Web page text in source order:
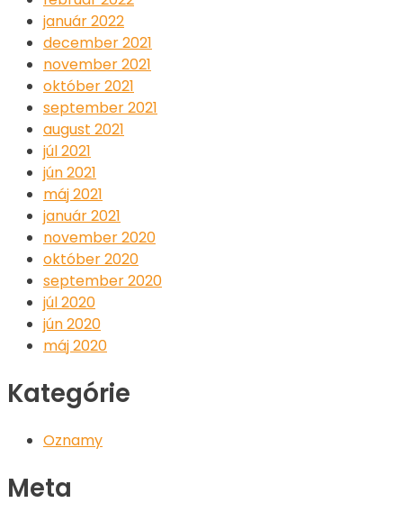
január 2022
december 2021
november 2021
október 2021
september 2021
august 2021
júl 2021
jún 2021
máj 2021
január 2021
november 2020
október 2020
september 2020
júl 2020
jún 2020
máj 2020
Kategórie
Oznamy
Meta